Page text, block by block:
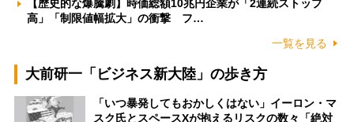
【歴史的な爆騰劇】時価総額10兆円企業が「2連続ストップ
高」「制限値幅拡大」の衝撃 フ…
一覧を見る
大前研一「ビジネス新大陸」の歩き方
「いつ暴発してもおかしくはない」イーロン・マ
スク氏とスペースXが抱えるリスクの数々「絶対